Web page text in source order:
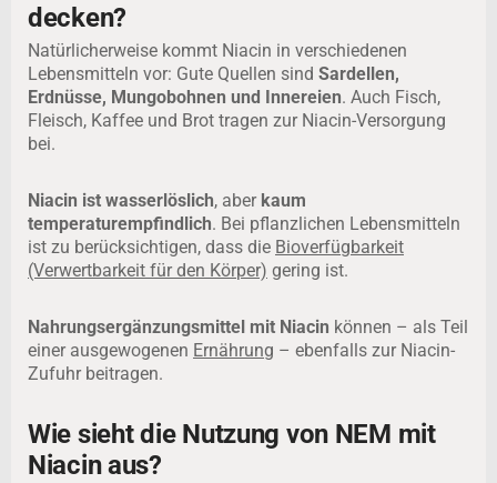
decken?
Natürlicherweise kommt Niacin in verschiedenen
Lebensmitteln vor: Gute Quellen sind Sardellen,
Erdnüsse, Mungobohnen und Innereien. Auch Fisch,
Fleisch, Kaffee und Brot tragen zur Niacin-Versorgung
bei.
Niacin ist wasserlöslich, aber kaum
temperaturempfindlich. Bei pflanzlichen Lebensmitteln
ist zu berücksichtigen, dass die Bioverfügbarkeit
(Verwertbarkeit für den Körper) gering ist.
Nahrungsergänzungsmittel mit Niacin können – als Teil
einer ausgewogenen Ernährung – ebenfalls zur Niacin-
Zufuhr beitragen.
Wie sieht die Nutzung von NEM mit
Niacin aus?